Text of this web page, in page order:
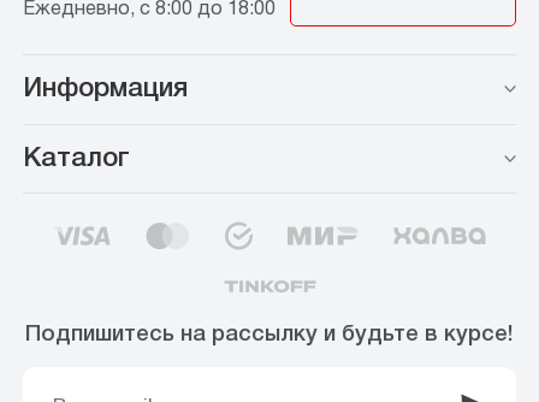
Ежедневно, с 8:00 до 18:00
Информация
Каталог
Подпишитесь на рассылку и будьте в курсе!